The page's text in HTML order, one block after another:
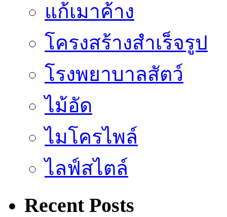
แก้เมาค้าง
โครงสร้างสำเร็จรูป
โรงพยาบาลสัตว์
ไม้อัด
ไมโครไพล์
ไลฟ์สไตล์
Recent Posts